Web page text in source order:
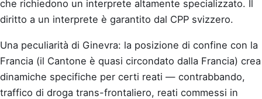
che richiedono un interprete altamente specializzato. Il
diritto a un interprete è garantito dal CPP svizzero.
Una peculiarità di Ginevra: la posizione di confine con la
Francia (il Cantone è quasi circondato dalla Francia) crea
dinamiche specifiche per certi reati — contrabbando,
traffico di droga trans-frontaliero, reati commessi in